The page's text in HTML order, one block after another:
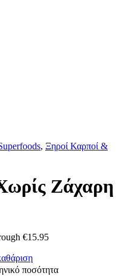
, Ξηροί Καρποί &
Ζάχαρη
€15.95
ποσότητα